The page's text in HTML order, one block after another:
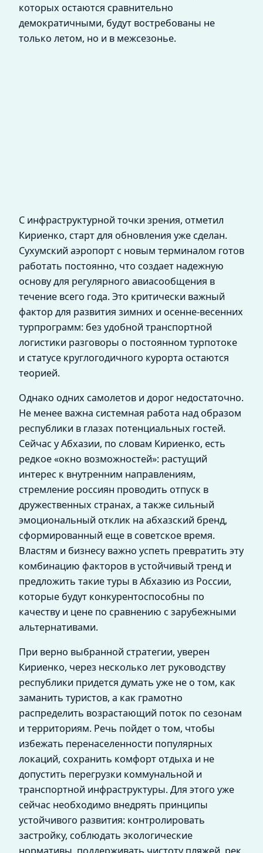
которых остаются сравнительно
демократичными, будут востребованы не
только летом, но и в межсезонье.
С инфраструктурной точки зрения, отметил
Кириенко, старт для обновления уже сделан.
Сухумский аэропорт с новым терминалом готов
работать постоянно, что создает надежную
основу для регулярного авиасообщения в
течение всего года. Это критически важный
фактор для развития зимних и осенне-весенних
турпрограмм: без удобной транспортной
логистики разговоры о постоянном турпотоке
и статусе круглогодичного курорта остаются
теорией.
Однако одних самолетов и дорог недостаточно.
Не менее важна системная работа над образом
республики в глазах потенциальных гостей.
Сейчас у Абхазии, по словам Кириенко, есть
редкое «окно возможностей»: растущий
интерес к внутренним направлениям,
стремление россиян проводить отпуск в
дружественных странах, а также сильный
эмоциональный отклик на абхазский бренд,
сформированный еще в советское время.
Властям и бизнесу важно успеть превратить эту
комбинацию факторов в устойчивый тренд и
предложить такие туры в Абхазию из России,
которые будут конкурентоспособны по
качеству и цене по сравнению с зарубежными
альтернативами.
При верно выбранной стратегии, уверен
Кириенко, через несколько лет руководству
республики придется думать уже не о том, как
заманить туристов, а как грамотно
распределить возрастающий поток по сезонам
и территориям. Речь пойдет о том, чтобы
избежать перенаселенности популярных
локаций, сохранить комфорт отдыха и не
допустить перегрузки коммунальной и
транспортной инфраструктуры. Для этого уже
сейчас необходимо внедрять принципы
устойчивого развития: контролировать
застройку, соблюдать экологические